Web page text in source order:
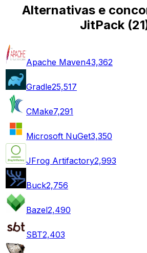
Alternativas e
JitPack (21
Apache Maven43,362
Gradle25,517
CMake7,291
Microsoft NuGet3,350
JFrog Artifactory2,993
Buck2,756
Bazel2,490
SBT2,403